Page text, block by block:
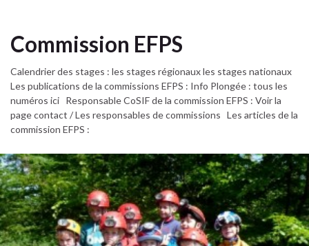
Commission EFPS
Calendrier des stages : les stages régionaux les stages nationaux
Les publications de la commissions EFPS : Info Plongée : tous les
numéros ici Responsable CoSIF de la commission EFPS : Voir la
page contact / Les responsables de commissions Les articles de la
commission EFPS :